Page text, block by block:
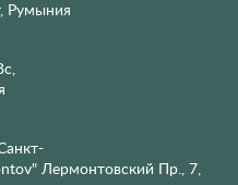
Румыния
Лермонтовский Пр., 7,